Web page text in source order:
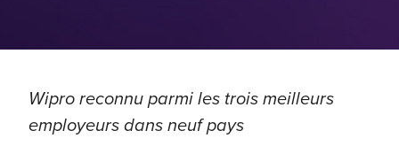
Wipro reconnu parmi les trois meilleurs
employeurs dans neuf pays